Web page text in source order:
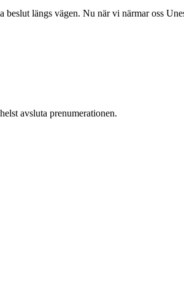
beslut längs vägen. Nu när vi närmar oss
avsluta prenumerationen.